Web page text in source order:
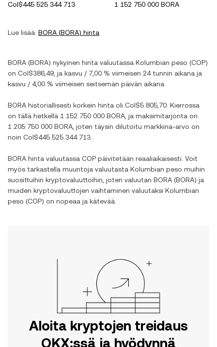
Col$445 525 344 713
1 152 750 000 BORA
Lue lisää: BORA (BORA) hinta
BORA (BORA) nykyinen hinta valuutassa Kolumbian peso (COP)
on Col$386,49 , ja kasvu / 7,00 % viimeisen 24 tunnin aikana ja
kasvu / 4,00 % viimeisen seitsemän päivän aikana.
BORA historiallisesti korkein hinta oli Col$5 805,70 . Kierrossa
on tällä hetkellä 1 152 750 000 BORA , ja maksimitarjonta on
1 205 750 000 BORA , joten täysin dilutoitu markkina-arvo on
noin Col$445 525 344 713
BORA hinta valuutassa COP päivitetään reaaliaikaisesti. Voit
myös tarkastella muuntoja valuutasta Kolumbian peso muihin
suosittuihin kryptovaluuttoihin, joten valuutan BORA (BORA) ja
muiden kryptovaluuttojen vaihtaminen valuutaksi Kolumbian
peso (COP) on nopeaa ja kätevää.
Aloita kryptojen treidaus
OKX:ssä ja hyödynnä